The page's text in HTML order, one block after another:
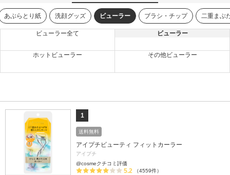
あぶらとり紙 洗顔グッズ ビューラー ブラシ・チップ 二重まぶ
ビューラー全て ビューラー
ホットビューラー その他ビューラー
1
送料無料
アイプチビューティ フィットカーラー
アイプチ
@cosmeクチコミ評価
5.2
（4559件）